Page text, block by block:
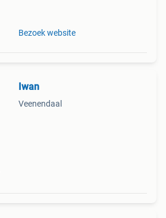
Bezoek website
Iwan
Veenendaal